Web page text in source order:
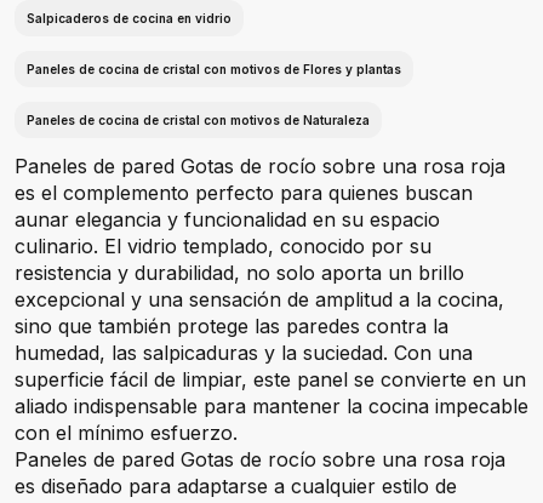
Salpicaderos de cocina en vidrio
Paneles de cocina de cristal con motivos de Flores y plantas
Paneles de cocina de cristal con motivos de Naturaleza
Paneles de pared Gotas de rocío sobre una rosa roja
es el complemento perfecto para quienes buscan
aunar elegancia y funcionalidad en su espacio
culinario. El vidrio templado, conocido por su
resistencia y durabilidad, no solo aporta un brillo
excepcional y una sensación de amplitud a la cocina,
sino que también protege las paredes contra la
humedad, las salpicaduras y la suciedad. Con una
superficie fácil de limpiar, este panel se convierte en un
aliado indispensable para mantener la cocina impecable
con el mínimo esfuerzo.
Paneles de pared Gotas de rocío sobre una rosa roja
es diseñado para adaptarse a cualquier estilo de